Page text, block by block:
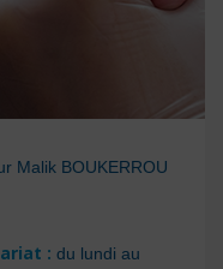
Malik BOUKERROU
: du lundi au